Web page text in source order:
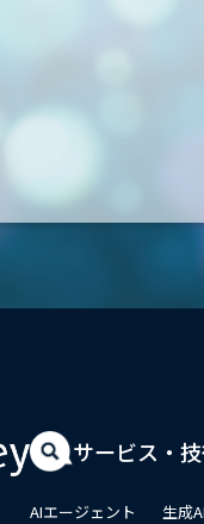
サービス・
AIエージェント
生成